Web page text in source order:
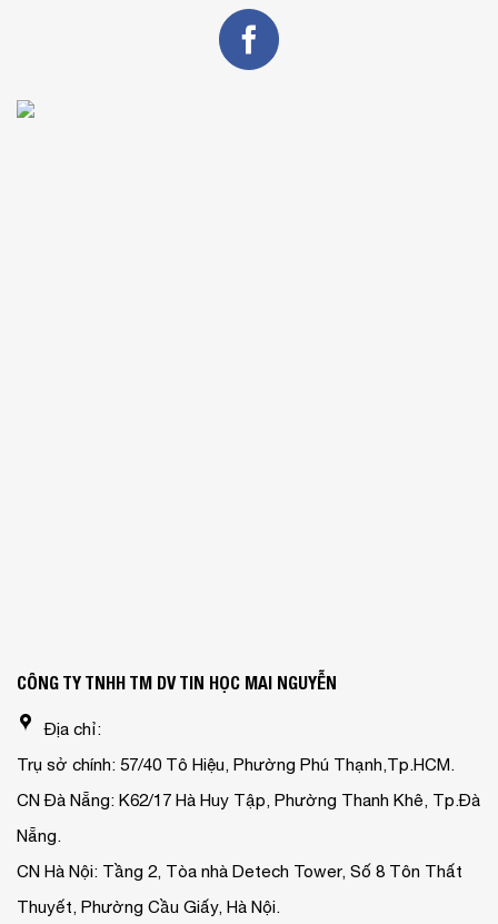
CÔNG TY TNHH TM DV TIN HỌC MAI NGUYỄN
Địa chỉ:
Trụ sở chính: 57/40 Tô Hiệu, Phường Phú Thạnh,Tp.HCM.
CN Đà Nẵng: K62/17 Hà Huy Tập, Phường Thanh Khê, Tp.Đà
Nẵng.
CN Hà Nội: Tầng 2, Tòa nhà Detech Tower, Số 8 Tôn Thất
Thuyết, Phường Cầu Giấy, Hà Nội.